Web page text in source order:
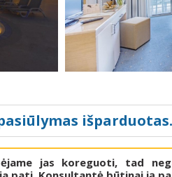
išparduotas.
jas koreguoti, tad